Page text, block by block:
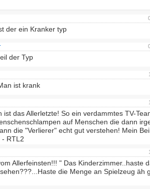
der ein Kranker typ
der Typ
ist krank
ist das Allerletzte! So ein verdammtes TV-
auf Menschen die dann
die "Verlierer" echt gut verstehen! Mein
- RTL2
Allerfeinsten!!! " Das Kinderzimmer..haste
die Menge an Spielzeug äh